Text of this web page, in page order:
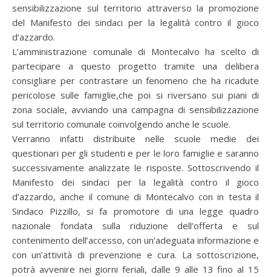
sensibilizzazione sul territorio attraverso la promozione
del Manifesto dei sindaci per la legalità contro il gioco
d’azzardo.
L’amministrazione comunale di Montecalvo ha scelto di
partecipare a questo progetto tramite una delibera
consigliare per contrastare un fenomeno che ha ricadute
pericolose sulle famiglie,che poi si riversano sui piani di
zona sociale, avviando una campagna di sensibilizzazione
sul territorio comunale coinvolgendo anche le scuole.
Verranno infatti distribuite nelle scuole medie dei
questionari per gli studenti e per le loro famiglie e saranno
successivamente analizzate le risposte. Sottoscrivendo il
Manifesto dei sindaci per la legalità contro il gioco
d’azzardo, anche il comune di Montecalvo con in testa il
Sindaco Pizzillo, si fa promotore di una legge quadro
nazionale fondata sulla riduzione dell’offerta e sul
contenimento dell’accesso, con un’adeguata informazione e
con un’attività di prevenzione e cura. La sottoscrizione,
potrà avvenire nei giorni feriali, dalle 9 alle 13 fino al 15